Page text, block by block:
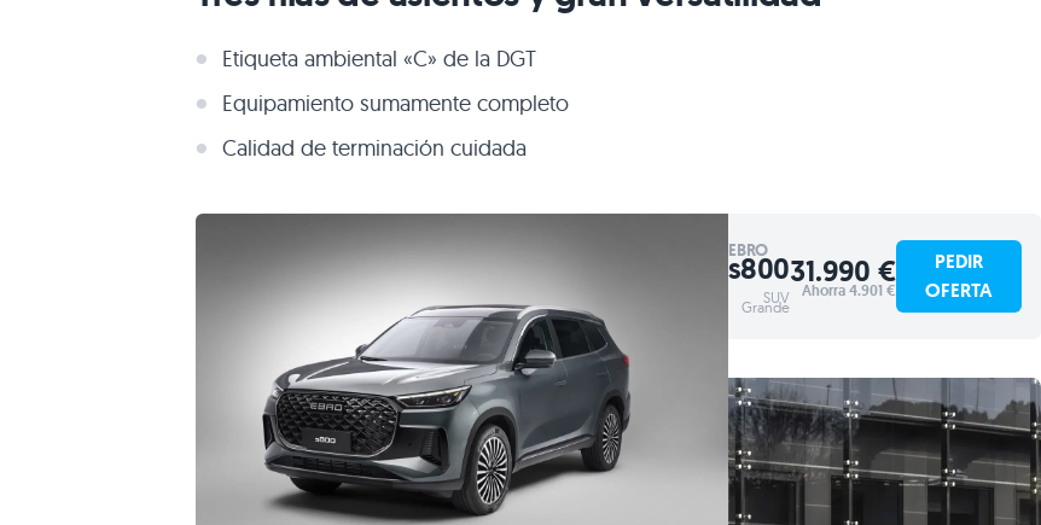
Etiqueta ambiental «C» de la DGT
Equipamiento sumamente completo
Calidad de terminación cuidada
EBRO
s800
SUV
Grande
31.990 €
Ahorra 4.901 €
PEDIR
OFERTA